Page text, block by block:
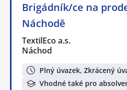
Brigádník/ce na
Náchodě
TextilEco a.s.
Náchod
Plný úvazek, Zkrácený
Vhodné také pro